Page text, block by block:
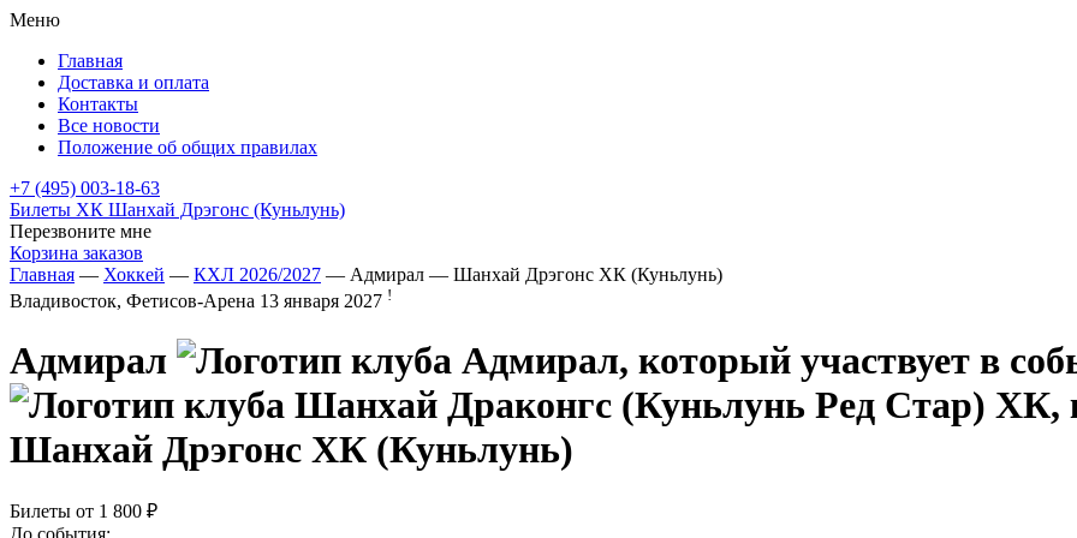
Меню
Главная
Доставка и оплата
Контакты
Все новости
Положение об общих правилах
+7 (495) 003-18-63
Билеты ХК Шанхай Дрэгонс (Куньлунь)
Перезвоните мне
Корзина заказов
Главная — Хоккей — КХЛ 2026/2027 — Адмирал — Шанхай Дрэгонс ХК (Куньлунь)
Владивосток, Фетисов-Арена 13 января 2027 !
Адмирал
Шанхай Дрэгонс ХК (Куньлунь)
Билеты от 1 800 ₽